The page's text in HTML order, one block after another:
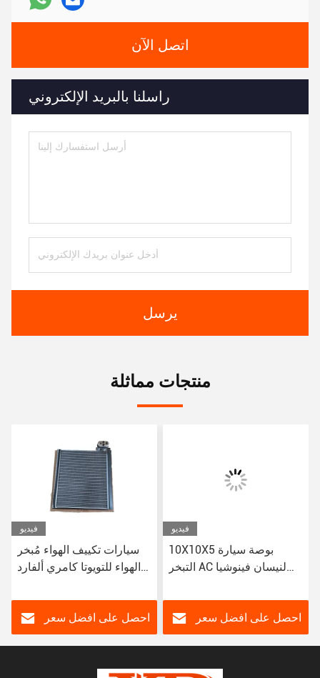
اتصل الآن
راسلنا بالبريد الإلكتروني
يرسل
منتجات مماثلة
فيديو
سيارات تكييف الهواء مُبخر
الهواء للتويوتا كامري ألفارد
2017 88501-06460
80210-THA-H01
احصل على افضل سعر
فيديو
10X10X5 بوصة سيارة
التبخر AC لنيسان فينوشيا
احصل على افضل سعر